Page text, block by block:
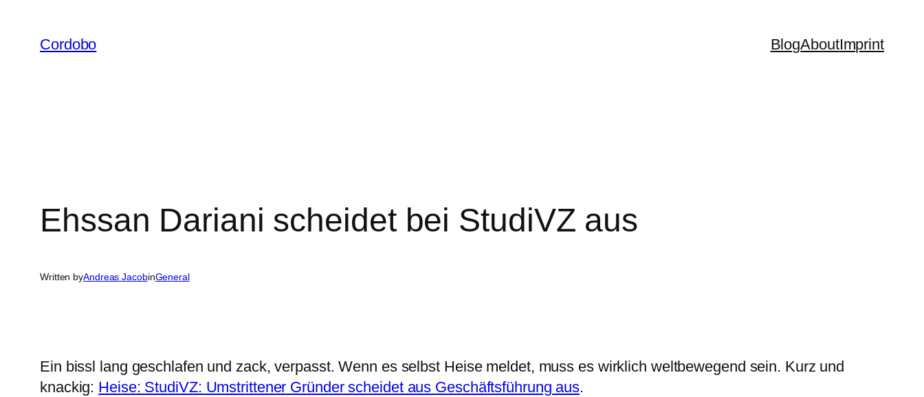
content
Cordobo BlogAboutImprint
Ehssan Dariani scheidet bei StudiVZ aus
Written byAndreas JacobinGeneral
Ein bissl lang geschlafen und zack, verpasst. Wenn es selbst Heise meldet, muss es wirklich weltbewegend sein. Kurz und
knackig: Heise: StudiVZ: Umstrittener Gründer scheidet aus Geschäftsführung aus.